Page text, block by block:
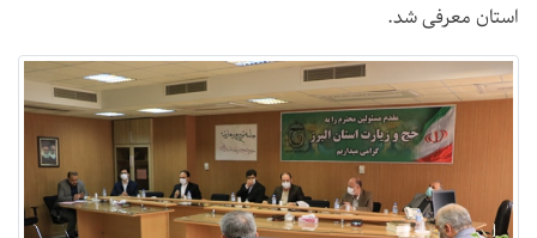
استان معرفی شد.